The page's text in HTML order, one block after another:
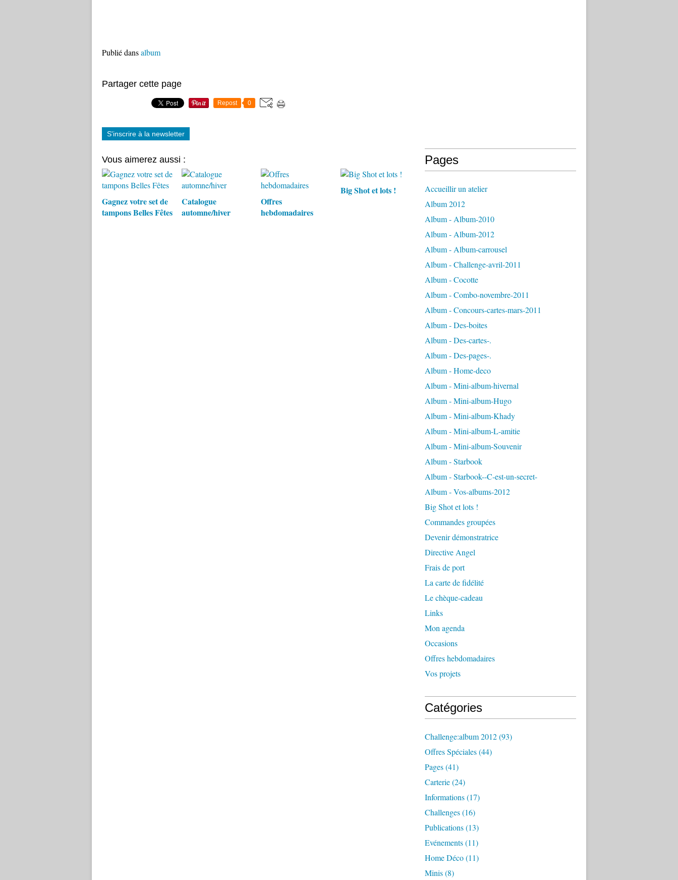
Publié dansalbum
Partager cette page
Repost 0
S'inscrire à la newsletter
Vous aimerez aussi :
Gagnez votre set de
tampons Belles Fêtes
Catalogue
automne/hiver
Offres
hebdomadaires
Big Shot et lots !
Pages
Accueillir un atelier
Album 2012
Album - Album-2010
Album - Album-2012
Album - Album-carrousel
Album - Challenge-avril-2011
Album - Cocotte
Album - Combo-novembre-2011
Album - Concours-cartes-mars-2011
Album - Des-boites
Album - Des-cartes-.
Album - Des-pages-.
Album - Home-deco
Album - Mini-album-hivernal
Album - Mini-album-Hugo
Album - Mini-album-Khady
Album - Mini-album-L-amitie
Album - Mini-album-Souvenir
Album - Starbook
Album - Starbook--C-est-un-secret-
Album - Vos-albums-2012
Big Shot et lots !
Commandes groupées
Devenir démonstratrice
Directive Angel
Frais de port
La carte de fidélité
Le chèque-cadeau
Links
Mon agenda
Occasions
Offres hebdomadaires
Vos projets
Catégories
Challenge:album 2012(93)
Offres Spéciales(44)
Pages(41)
Carterie(24)
Informations(17)
Challenges(16)
Publications(13)
Evénements(11)
Home Déco(11)
Minis(8)